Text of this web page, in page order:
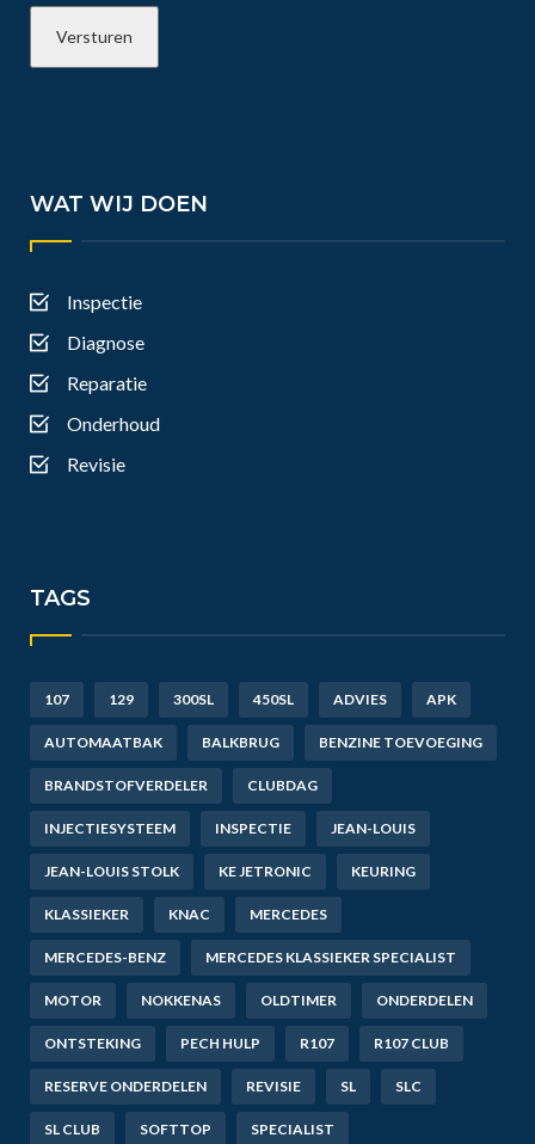
WAT WIJ DOEN
Inspectie
Diagnose
Reparatie
Onderhoud
Revisie
TAGS
107 129 300SL 450SL ADVIES APK
AUTOMAATBAK BALKBRUG BENZINE TOEVOEGING
BRANDSTOFVERDELER CLUBDAG
INJECTIESYSTEEM INSPECTIE JEAN-LOUIS
JEAN-LOUIS STOLK KE JETRONIC KEURING
KLASSIEKER KNAC MERCEDES
MERCEDES-BENZ MERCEDES KLASSIEKER SPECIALIST
MOTOR NOKKENAS OLDTIMER ONDERDELEN
ONTSTEKING PECH HULP R107 R107 CLUB
RESERVE ONDERDELEN REVISIE SL SLC
SL CLUB SOFTTOP SPECIALIST